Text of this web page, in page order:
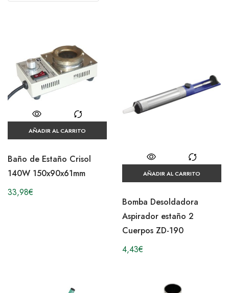
AÑADIR AL CARRITO
Baño de Estaño Crisol
140W 150x90x61mm
33,98€
AÑADIR AL CARRITO
Bomba Desoldadora
Aspirador estaño 2
Cuerpos ZD-190
4,43€